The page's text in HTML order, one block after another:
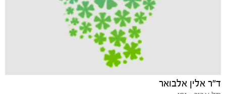
ד"ר אלין אלבואר